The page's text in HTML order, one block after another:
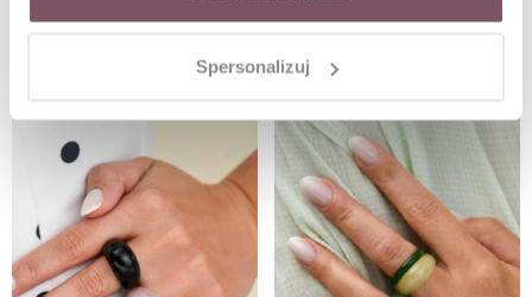
Spersonalizuj
Zestaw Pierścionków Peach Pearl